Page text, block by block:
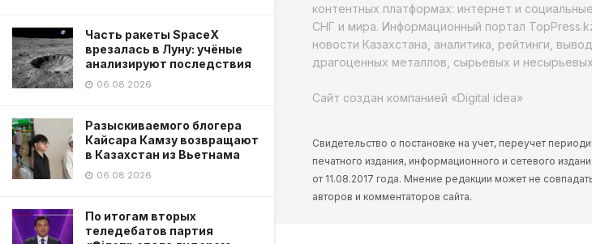
Часть ракеты SpaceX
врезалась в Луну: учёные
анализируют последствия
06.08.2026
Разыскиваемого блогера
Кайсара Камзу возвращают
в Казахстан из Вьетнама
06.08.2026
По итогам вторых
теледебатов партия
контентных платформах: интернет и
СНГ и мира. Информационный портал
новости Казахстана, аналитика, рейтинги,
драгоценных металлов, сырьевых и
Сайт создан компанией «Digital idea»
Свидетельство о постановке на учет, переучет
печатного издания, информационного и сетевого
от 11.08.2017 года. Мнение редакции может не
авторов и комментаторов сайта.